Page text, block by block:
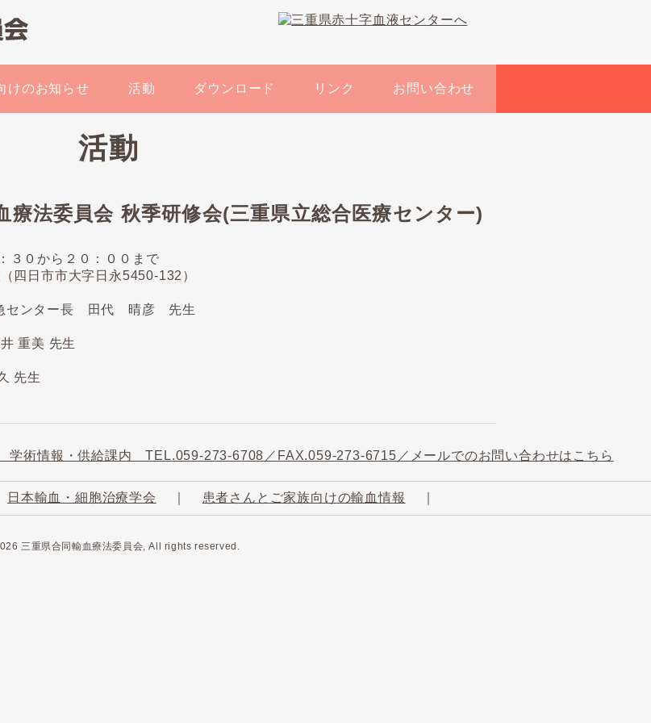
けのお知らせ 活動 ダウンロード リンク お問い合わせ
活動
療法委員会 秋季研修会(三重県立総合医療センター)
０から２０：００まで
日市市大字日永5450-132）
センター長 田代 晴彦 先生
重美 先生
先生
日本輸血・細胞治療学会 患者さんとご家族向けの輸血情報
三重県合同輸血療法委員会, All rights reserved.